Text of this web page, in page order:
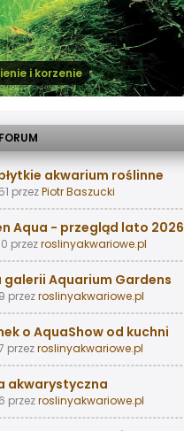
i korzenie
akwarium roślinne
przezPiotr Baszucki
Aqua - przegląd lato 2026
przezroslinyakwariowe.pl
Aquarium Gardens
przezroslinyakwariowe.pl
o AquaShow od kuchni
przezroslinyakwariowe.pl
akwarystyczna
przezroslinyakwariowe.pl